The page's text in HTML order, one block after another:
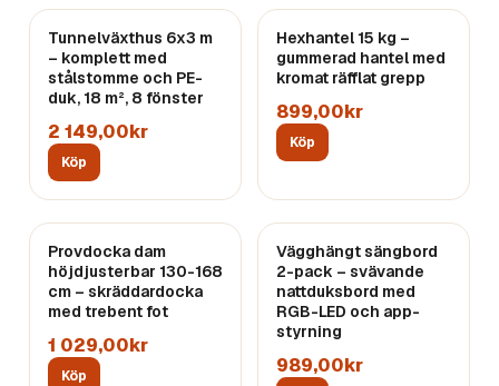
Tunnelväxthus 6x3 m
– komplett med
stålstomme och PE-
duk, 18 m², 8 fönster
2 149,00kr
Köp
Hexhantel 15 kg –
gummerad hantel med
kromat räfflat grepp
899,00kr
Köp
Provdocka dam
höjdjusterbar 130-168
cm – skräddardocka
med trebent fot
1 029,00kr
Köp
Vägghängt sängbord
2-pack – svävande
nattduksbord med
RGB-LED och app-
styrning
989,00kr